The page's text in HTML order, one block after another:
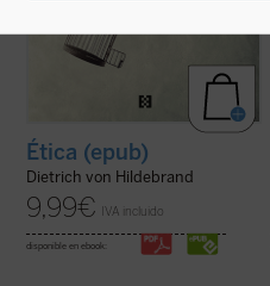
Ética (epub)
Dietrich von Hildebrand
9,99€ IVA incluido
disponible en ebook: